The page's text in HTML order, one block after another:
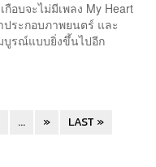
กือบจะไม่มีเพลง My Heart
ประกอบภาพยนตร์ และ
บูรณ์แบบยิ่งขึ้นไปอีก
... » LAST »